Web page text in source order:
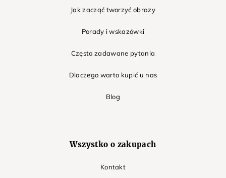
Jak zacząć tworzyć obrazy
Porady i wskazówki
Często zadawane pytania
Dlaczego warto kupić u nas
Blog
Wszystko o zakupach
Kontakt